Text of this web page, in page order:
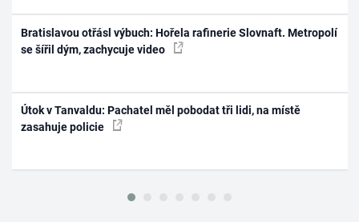
Bratislavou otřásl výbuch: Hořela rafinerie Slovnaft. Metropolí
se šířil dým, zachycuje video
Útok v Tanvaldu: Pachatel měl pobodat tři lidi, na místě
zasahuje policie